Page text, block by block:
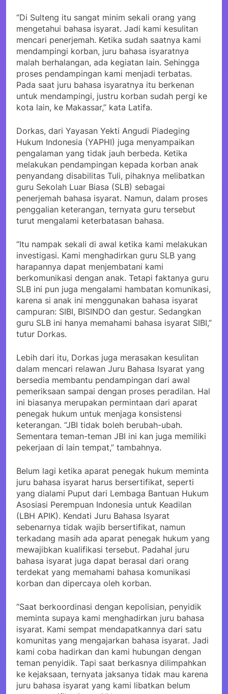
“Di Sulteng itu sangat minim sekali orang yang
mengetahui bahasa isyarat. Jadi kami kesulitan
mencari penerjemah. Ketika sudah saatnya kami
mendampingi korban, juru bahasa isyaratnya
malah berhalangan, ada kegiatan lain. Sehingga
proses pendampingan kami menjadi terbatas.
Pada saat juru bahasa isyaratnya itu berkenan
untuk mendampingi, justru korban sudah pergi ke
kota lain, ke Makassar,” kata Latifa.
Dorkas, dari Yayasan Yekti Angudi Piadeging
Hukum Indonesia (YAPHI) juga menyampaikan
pengalaman yang tidak jauh berbeda. Ketika
melakukan pendampingan kepada korban anak
penyandang disabilitas Tuli, pihaknya melibatkan
guru Sekolah Luar Biasa (SLB) sebagai
penerjemah bahasa isyarat. Namun, dalam proses
penggalian keterangan, ternyata guru tersebut
turut mengalami keterbatasan bahasa.
“Itu nampak sekali di awal ketika kami melakukan
investigasi. Kami menghadirkan guru SLB yang
harapannya dapat menjembatani kami
berkomunikasi dengan anak. Tetapi faktanya guru
SLB ini pun juga mengalami hambatan komunikasi,
karena si anak ini menggunakan bahasa isyarat
campuran: SIBI, BISINDO dan gestur. Sedangkan
guru SLB ini hanya memahami bahasa isyarat SIBI,”
tutur Dorkas.
Lebih dari itu, Dorkas juga merasakan kesulitan
dalam mencari relawan Juru Bahasa Isyarat yang
bersedia membantu pendampingan dari awal
pemeriksaan sampai dengan proses peradilan. Hal
ini biasanya merupakan permintaan dari aparat
penegak hukum untuk menjaga konsistensi
keterangan. “JBI tidak boleh berubah-ubah.
Sementara teman-teman JBI ini kan juga memiliki
pekerjaan di lain tempat,” tambahnya.
Belum lagi ketika aparat penegak hukum meminta
juru bahasa isyarat harus bersertifikat, seperti
yang dialami Puput dari Lembaga Bantuan Hukum
Asosiasi Perempuan Indonesia untuk Keadilan
(LBH APIK). Kendati Juru Bahasa Isyarat
sebenarnya tidak wajib bersertifikat, namun
terkadang masih ada aparat penegak hukum yang
mewajibkan kualifikasi tersebut. Padahal juru
bahasa isyarat juga dapat berasal dari orang
terdekat yang memahami bahasa komunikasi
korban dan dipercaya oleh korban.
“Saat berkoordinasi dengan kepolisian, penyidik
meminta supaya kami menghadirkan juru bahasa
isyarat. Kami sempat mendapatkannya dari satu
komunitas yang mengajarkan bahasa isyarat. Jadi
kami coba hadirkan dan kami hubungan dengan
teman penyidik. Tapi saat berkasnya dilimpahkan
ke kejaksaan, ternyata jaksanya tidak mau karena
juru bahasa isyarat yang kami libatkan belum